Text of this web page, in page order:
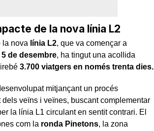
de la nova línia L2
la nova línia L2, que va començar a
5 de desembre, ha tingut una acollida
3.700 viatgers en només trenta dies.
mitjançant un procés
dels veïns i veïnes, buscant complementar
la línia L1 circulant en sentit contrari. El
com la ronda Pinetons, la zona